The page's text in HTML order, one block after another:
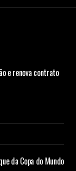
e renova contrato
da Copa do Mundo